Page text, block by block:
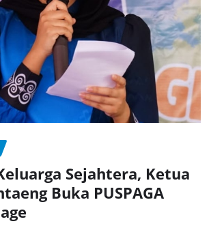
Sejahtera, Ketua
Buka PUSPAGA